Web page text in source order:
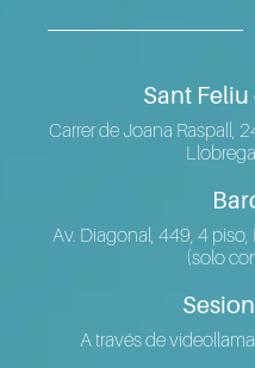
Sant
Carrer de Joana Raspall,
Av. Diagonal, 449, 4
(solo
A través de